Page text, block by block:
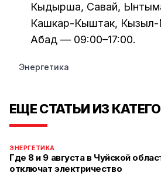
Кыдырша, Савай,
Кашкар-Кыштак,
Абад — 09:00–17:00.
Энергетика
ЕЩЕ СТАТЬИ ИЗ
ЭНЕРГЕТИКА
Где 8 и 9 августа в Чуйской
отключат электричество